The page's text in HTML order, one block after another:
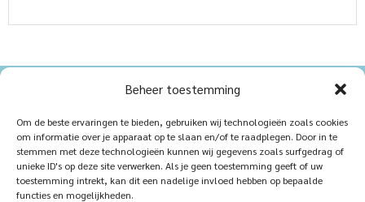
Beheer toestemming
Om de beste ervaringen te bieden, gebruiken wij technologieën zoals cookies
om informatie over je apparaat op te slaan en/of te raadplegen. Door in te
stemmen met deze technologieën kunnen wij gegevens zoals surfgedrag of
unieke ID's op deze site verwerken. Als je geen toestemming geeft of uw
toestemming intrekt, kan dit een nadelige invloed hebben op bepaalde
functies en mogelijkheden.
Home
Products
iQ Atelier
Sustainablility
Vacancies
Contact